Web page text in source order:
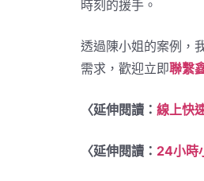
時刻的援手。
透過陳小姐的案例，
需求，歡迎立即聯繫
〈延伸閱讀： 線上快
〈延伸閱讀： 24小時